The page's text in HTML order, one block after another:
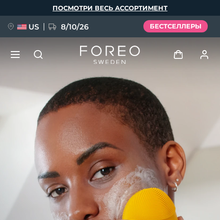
ПОСМОТРИ ВЕСЬ АССОРТИМЕНТ
US 8/10/26 БЕСТСЕЛЛЕРЫ
Профиль пользователя
Мои приборы
Мои заказы
Мои адреса
Мои подписки
НОВИНКА
FAQ™ Pure Beauty-Tech Elixir
BREAKING NEWS
issa™ Teeth Whitening Set
English Deutsch
Español
Français
Italiano
Português
Svenska
Русский
Türkçe
简体中文 繁體中文